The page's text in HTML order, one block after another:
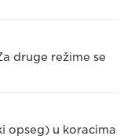
druge režime se
opseg) u koracima